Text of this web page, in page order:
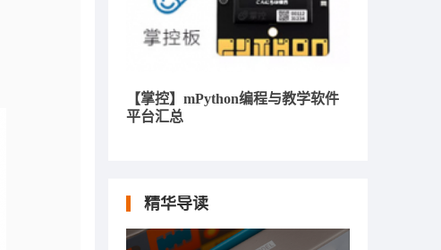
【掌控】mPython编程与教学软件
平台汇总
精华导读